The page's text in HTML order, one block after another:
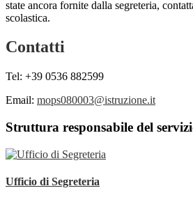
state ancora fornite dalla segreteria,
scolastica.
Contatti
Tel: +39 0536 882599
Email: mops080003@istruzione.it
Struttura responsabile del
Ufficio di Segreteria